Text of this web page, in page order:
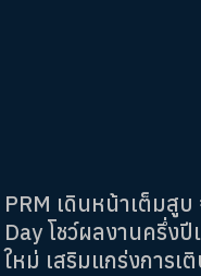
PRM เดินหน้าเต็มสู
Day โชว์ผลงานครึ่ง
ใหม่ เสริมแกร่งการเ